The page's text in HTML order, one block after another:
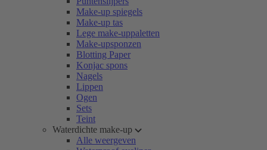
Make-up spiegels
Make-up tas
Lege make-uppaletten
Make-upsponzen
Blotting Paper
Konjac spons
Nagels
Lippen
Ogen
Sets
Teint
Waterdichte make-up
Alle weergeven